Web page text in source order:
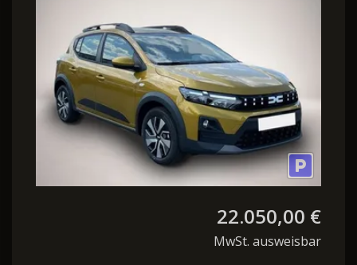
Expression SHZ+RF
22.050,00 €
MwSt. ausweisbar